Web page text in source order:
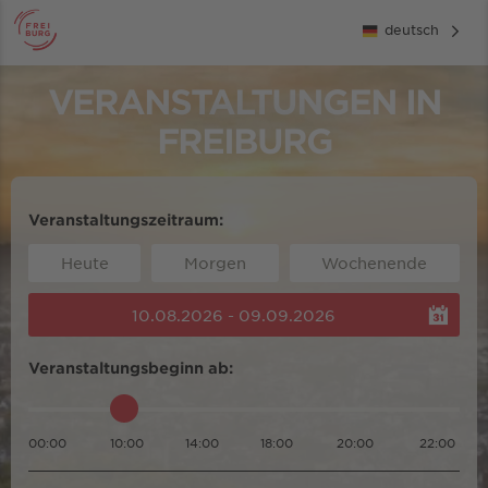
deutsch
VERANSTALTUNGEN IN
FREIBURG
Veranstaltungszeitraum:
Heute Morgen Wochenende
10.08.2026 - 09.09.2026
Veranstaltungsbeginn ab:
00:00 10:00 14:00 18:00 20:00 22:00